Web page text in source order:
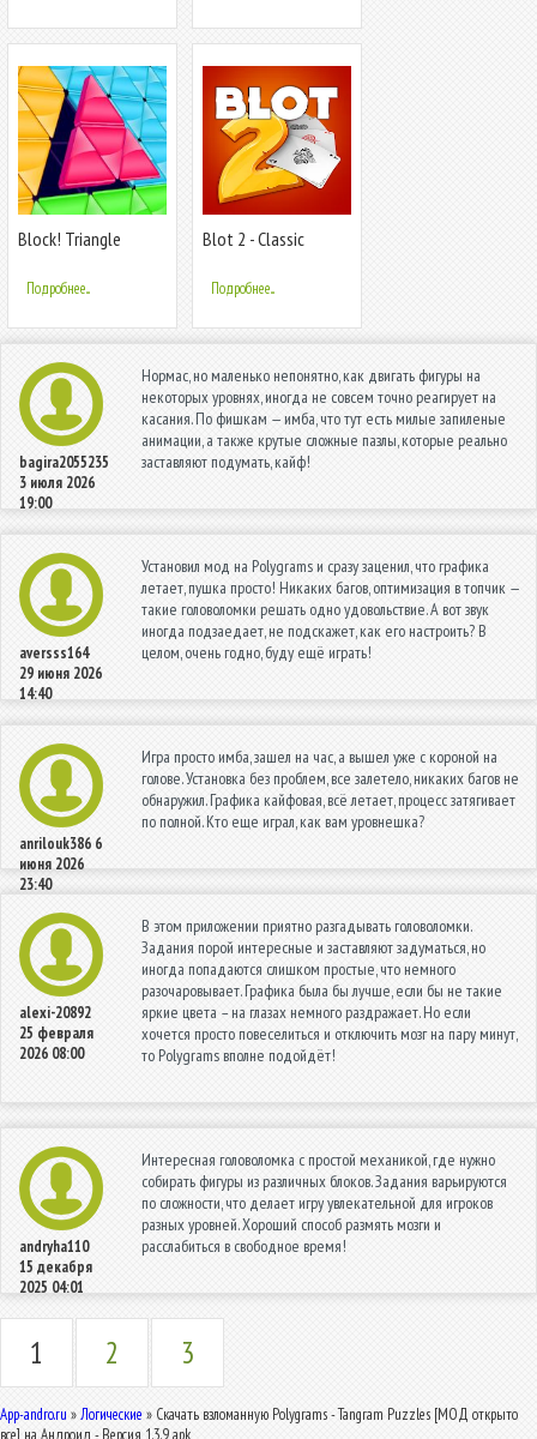
Block! Triangle
Подробнее...
Blot 2 - Classic
Подробнее...
bagira2055235
3 июля 2026
19:00
Нормас, но маленько непонятно, как двигать фигуры на
некоторых уровнях, иногда не совсем точно реагирует на
касания. По фишкам — имба, что тут есть милые запиленые
анимации, а также крутые сложные пазлы, которые реально
заставляют подумать, кайф!
aversss164
29 июня 2026
14:40
Установил мод на Polygrams и сразу заценил, что графика
летает, пушка просто! Никаких багов, оптимизация в топчик —
такие головоломки решать одно удовольствие. А вот звук
иногда подзаедает, не подскажет, как его настроить? В
целом, очень годно, буду ещё играть!
anrilouk386 6
июня 2026
23:40
Игра просто имба, зашел на час, а вышел уже с короной на
голове. Установка без проблем, все залетело, никаких багов не
обнаружил. Графика кайфовая, всё летает, процесс затягивает
по полной. Кто еще играл, как вам уровнешка?
alexi-20892
25 февраля
2026 08:00
В этом приложении приятно разгадывать головоломки.
Задания порой интересные и заставляют задуматься, но
иногда попадаются слишком простые, что немного
разочаровывает. Графика была бы лучше, если бы не такие
яркие цвета – на глазах немного раздражает. Но если
хочется просто повеселиться и отключить мозг на пару минут,
то Polygrams вполне подойдёт!
andryha110
15 декабря
2025 04:01
Интересная головоломка с простой механикой, где нужно
собирать фигуры из различных блоков. Задания варьируются
по сложности, что делает игру увлекательной для игроков
разных уровней. Хороший способ размять мозги и
расслабиться в свободное время!
1 2 3
App-andro.ru »Логические » Скачать взломанную Polygrams - Tangram Puzzles [МОД открыто
все] на Андроид - Версия 1.3.9 apk